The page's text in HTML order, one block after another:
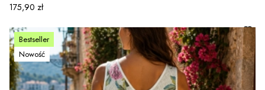
Cena
175,90 zł
Bestseller
Nowość